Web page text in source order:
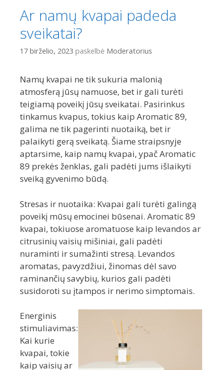
Ar namų kvapai padeda
sveikatai?
17 birželio, 2023 paskelbė Moderatorius
Namų kvapai ne tik sukuria malonią
atmosferą jūsų namuose, bet ir gali turėti
teigiamą poveikį jūsų sveikatai. Pasirinkus
tinkamus kvapus, tokius kaip Aromatic 89,
galima ne tik pagerinti nuotaiką, bet ir
palaikyti gerą sveikatą. Šiame straipsnyje
aptarsime, kaip namų kvapai, ypač Aromatic
89 prekės ženklas, gali padėti jums išlaikyti
sveiką gyvenimo būdą.
Stresas ir nuotaika: Kvapai gali turėti galingą
poveikį mūsų emocinei būsenai. Aromatic 89
kvapai, tokiuose aromatuose kaip levandos ar
citrusinių vaisių mišiniai, gali padėti
nuraminti ir sumažinti stresą. Levandos
aromatas, pavyzdžiui, žinomas dėl savo
raminančių savybių, kurios gali padėti
susidoroti su įtampos ir nerimo simptomais.
Energinis
stimuliavimas:
Kai kurie
kvapai, tokie
kaip vaisių ar